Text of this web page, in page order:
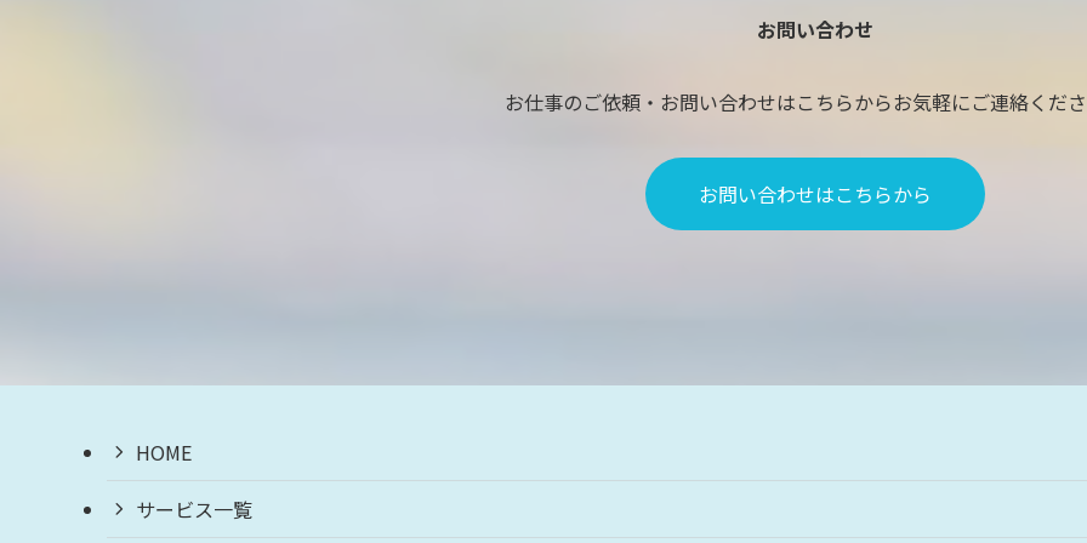
お問い合わせ
お仕事のご依頼・お問い合わせはこちらからお気軽にご連絡くだ
お問い合わせはこちらから
HOME
サービス一覧